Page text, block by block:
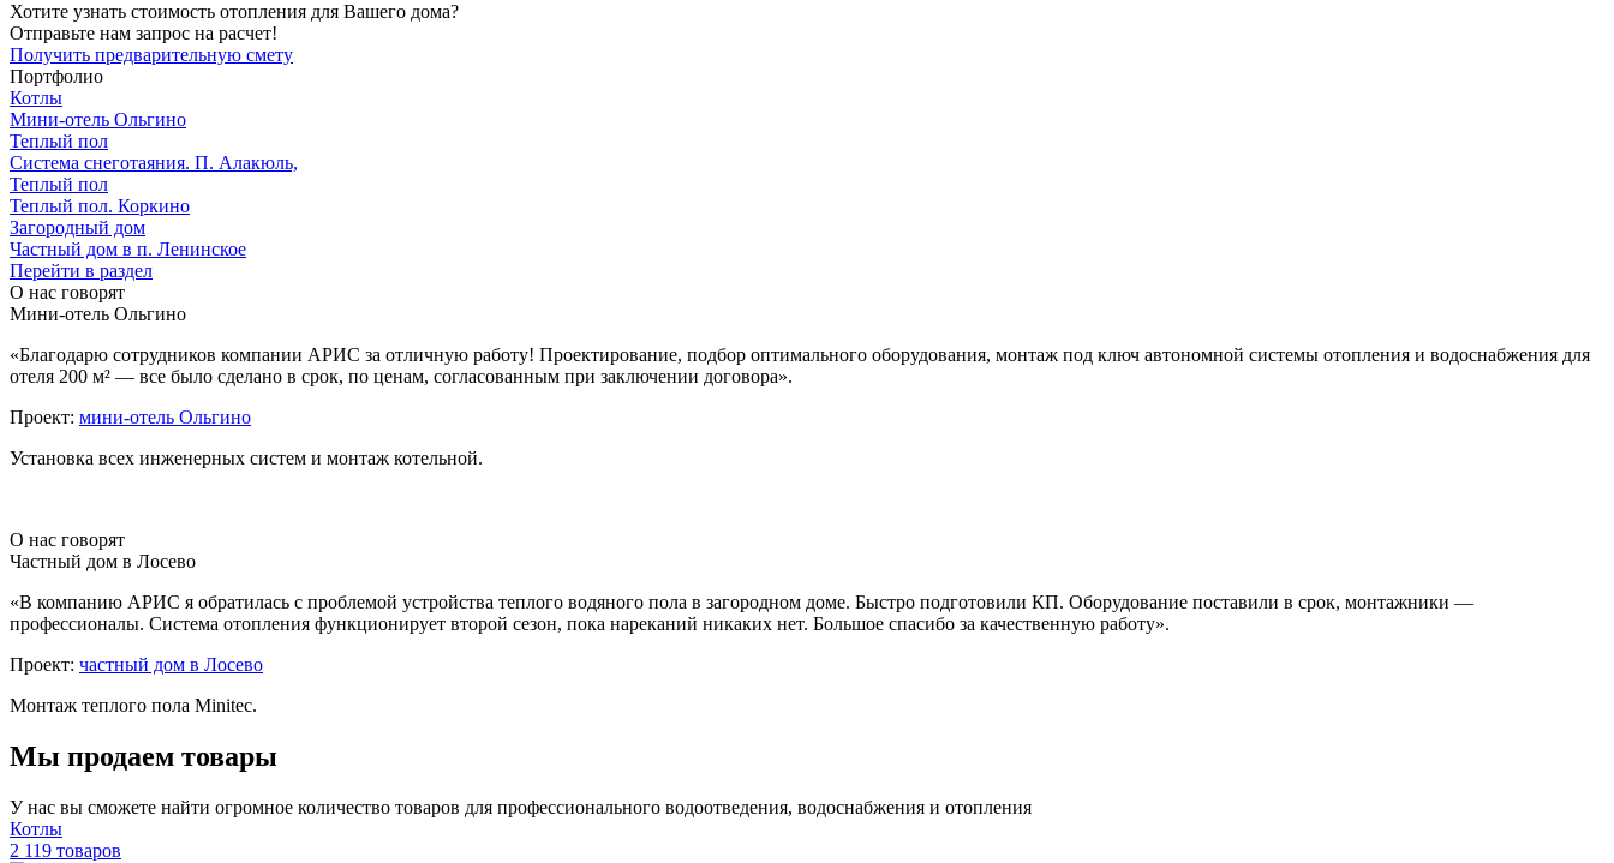
Хотите узнать стоимость отопления для Вашего дома?
Отправьте нам запрос на расчет!
Получить предварительную смету
Портфолио
Котлы
Мини‑‏отель Ольгино
Теплый пол
Система снеготаяния. П. Алакюль,
Теплый пол
Теплый пол. Коркино
Загородный дом
Частный дом в п. Ленинское
Перейти в раздел
О нас говорят
Мини-отель Ольгино
«Благодарю сотрудников компании АРИС за отличную работу! Проектирование, подбор оптимального оборудования, монтаж под ключ автономной системы отопления и водоснабжения для
отеля 200 м² — все было сделано в срок, по ценам, согласованным при заключении договора».
Проект: мини-отель Ольгино
Установка всех инженерных систем и монтаж котельной.
О нас говорят
Частный дом в Лосево
«В компанию АРИС я обратилась с проблемой устройства теплого водяного пола в загородном доме. Быстро подготовили КП. Оборудование поставили в срок, монтажники —
профессионалы. Система отопления функционирует второй сезон, пока нареканий никаких нет. Большое спасибо за качественную работу».
Проект: частный дом в Лосево
Монтаж теплого пола Minitec.
Мы продаем товары
У нас вы сможете найти огромное количество товаров для профессионального водоотведения, водоснабжения и отопления
Котлы
2 119 товаров